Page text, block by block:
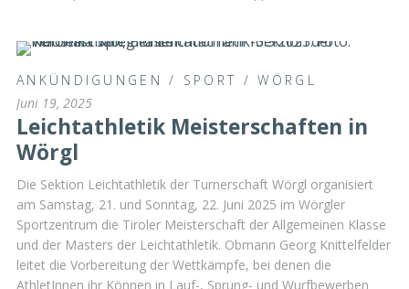
ANKÜNDIGUNGEN / SPORT /WÖRGL
Juni 19, 2025
Leichtathletik Meisterschaften in
Wörgl
Die Sektion Leichtathletik der Turnerschaft Wörgl organisiert
am Samstag, 21. und Sonntag, 22. Juni 2025 im Wörgler
Sportzentrum die Tiroler Meisterschaft der Allgemeinen Klasse
und der Masters der Leichtathletik. Obmann Georg Knittelfelder
leitet die Vorbereitung der Wettkämpfe, bei denen die
AthletInnen ihr Können in Lauf-, Sprung- und Wurfbewerben